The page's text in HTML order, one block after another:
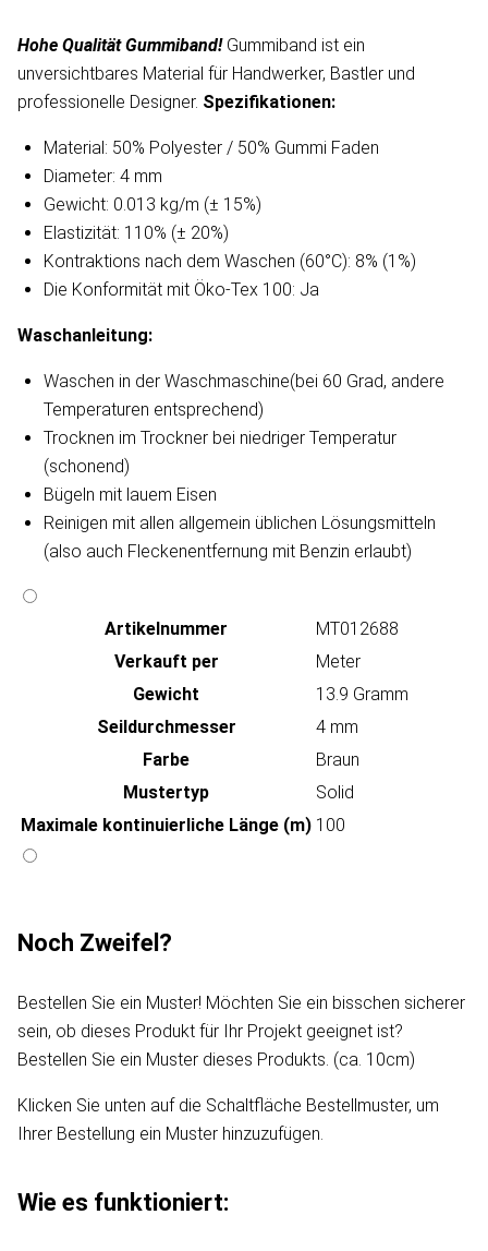
Hohe Qualität Gummiband! Gummiband ist ein
unversichtbares Material für Handwerker, Bastler und
professionelle Designer. Spezifikationen:
Material: 50% Polyester / 50% Gummi Faden
Diameter: 4 mm
Gewicht: 0.013 kg/m (± 15%)
Elastizität: 110% (± 20%)
Kontraktions nach dem Waschen (60°C): 8% (1%)
Die Konformität mit Öko-Tex 100: Ja
Waschanleitung​:
Waschen in der Waschmaschine(bei 60 Grad, andere
Temperaturen entsprechend)
Trocknen im Trockner bei niedriger Temperatur
(schonend)
Bügeln mit lauem Eisen
Reinigen mit allen allgemein üblichen Lösungsmitteln
(also auch Fleckenentfernung mit Benzin erlaubt)
Artikeln‌ummer
MT012688
Verkauft per
Meter
Gewicht
13.9 Gramm
Seildurchmesser
4 mm
Farbe
Braun
Mustertyp
Solid
Maximale kontinuierliche Länge (m) 100
Noch Zweifel?
Bestellen Sie ein Muster! Möchten Sie ein bisschen sicherer
sein, ob dieses Produkt für Ihr Projekt geeignet ist?
Bestellen Sie ein Muster dieses Produkts. (ca. 10cm)
Klicken Sie unten auf die Schaltfläche Bestellmuster, um
Ihrer Bestellung ein Muster hinzuzufügen.
Wie es funktioniert: